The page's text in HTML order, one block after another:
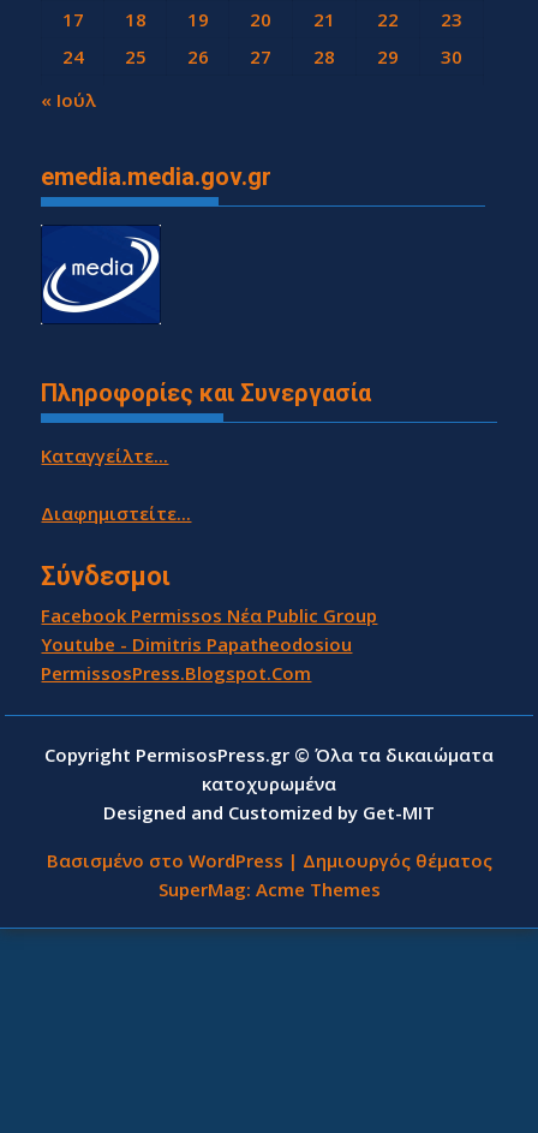
17
18 19 20 21 22
23
24
25 26 27 28 29
30
31
« Ιούλ
emedia.media.gov.gr
Πληροφορίες και Συνεργασία
Καταγγείλτε...
Διαφημιστείτε...
Σύνδεσμοι
Facebook Permissos Νέα Public Group
Youtube - Dimitris Papatheodosiou
PermissosPress.Blogspot.Com
Copyright PermisosPress.gr © Όλα τα δικαιώματα
κατοχυρωμένα
Designed and Customized by Get-MIT
Βασισμένο στο WordPress | Δημιουργός θέματος
SuperMag: Acme Themes